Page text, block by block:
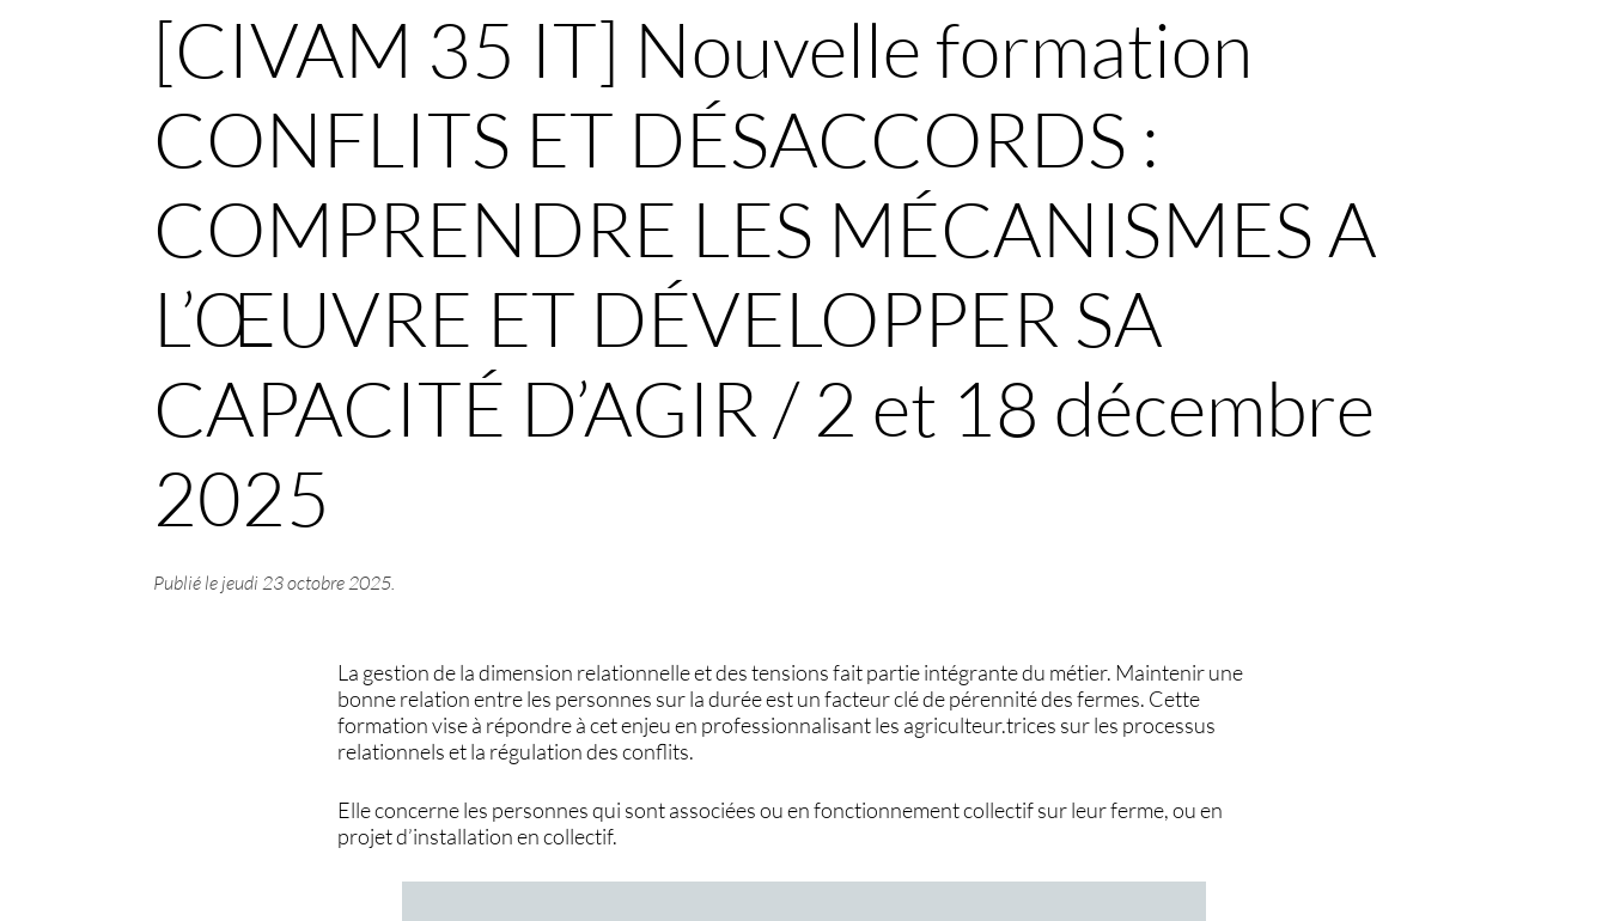
[CIVAM 35 IT] Nouvelle formation
CONFLITS ET DÉSACCORDS :
COMPRENDRE LES MÉCANISMES A
L’ŒUVRE ET DÉVELOPPER SA
CAPACITÉ D’AGIR / 2 et 18 décembre
2025
Publié le jeudi 23 octobre 2025.
La gestion de la dimension relationnelle et des tensions fait partie intégrante du métier. Maintenir une
bonne relation entre les personnes sur la durée est un facteur clé de pérennité des fermes. Cette
formation vise à répondre à cet enjeu en professionnalisant les agriculteur.trices sur les processus
relationnels et la régulation des conflits.
Elle concerne les personnes qui sont associées ou en fonctionnement collectif sur leur ferme, ou en
projet d’installation en collectif.